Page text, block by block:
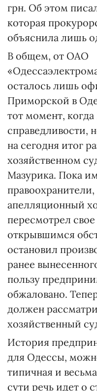
грн. Об этом
которая
объяснила лишь
В общем, от ОАО
осталось лишь
Приморской в
тот момент,
справедливости,
на сегодня итог
хозяйственном
Мазурика. Пока
апелляционный
пересмотрел
открывшимся
остановил
ранее
пользу
обжаловано.
должен
хозяйственный
История
для Одессы,
типичная и
сути речь идет о